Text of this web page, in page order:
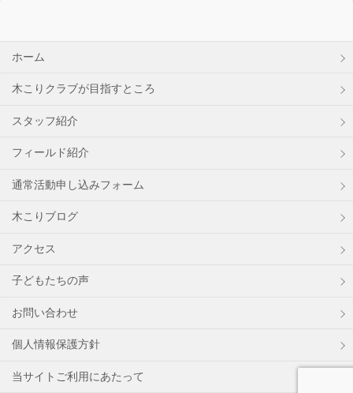
ホーム
木こりクラブが目指すところ
スタッフ紹介
フィールド紹介
通常活動申し込みフォーム
木こりブログ
アクセス
子どもたちの声
お問い合わせ
個人情報保護方針
当サイトご利用にあたって